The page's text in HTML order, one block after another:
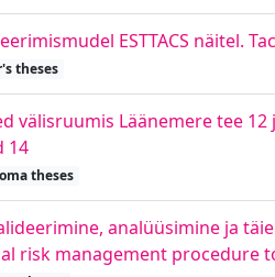
ESTTACS näitel.
theses
välisruumis Läänemere tee
14
theses
analüüsimine ja
risk management procedure